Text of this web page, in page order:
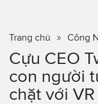
Trang chủ Công
Cựu CEO
con người
chặt với VR